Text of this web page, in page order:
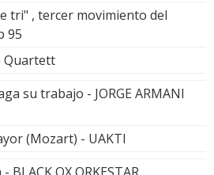
tri" , tercer movimiento del
95
Quartett
su trabajo - JORGE ARMANI
(Mozart) - UAKTI